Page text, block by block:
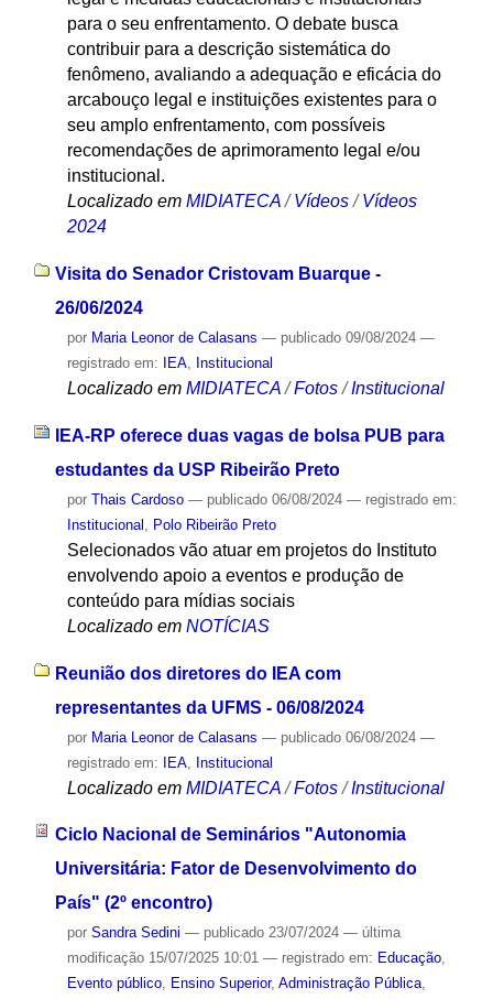
para o seu enfrentamento. O debate busca
contribuir para a descrição sistemática do
fenômeno, avaliando a adequação e eficácia do
arcabouço legal e instituições existentes para o
seu amplo enfrentamento, com possíveis
recomendações de aprimoramento legal e/ou
institucional.
Localizado em MIDIATECA / Vídeos / Vídeos
2024
Visita do Senador Cristovam Buarque -
26/06/2024
por Maria Leonor de Calasans — publicado09/08/2024 —
registrado em:
IEA, Institucional
Localizado em MIDIATECA /Fotos /Institucional
IEA-RP oferece duas vagas de bolsa PUB para
estudantes da USP Ribeirão Preto
por Thais Cardoso — publicado06/08/2024 — registrado em:
Institucional
Polo Ribeirão Preto
Selecionados vão atuar em projetos do Instituto
envolvendo apoio a eventos e produção de
conteúdo para mídias sociais
Localizado em NOTÍCIAS
Reunião dos diretores do IEA com
representantes da UFMS - 06/08/2024
por Maria Leonor de Calasans — publicado06/08/2024 —
registrado em: IEA, Institucional
Localizado em MIDIATECA /Fotos /Institucional
Ciclo Nacional de Seminários "Autonomia
Universitária: Fator de Desenvolvimento do
País" (2º encontro)
por Sandra Sedini — publicado23/07/2024 — última
modificação15/07/2025 10:01 — registrado em: Educação,
Evento público, Ensino Superior, Administração Pública,